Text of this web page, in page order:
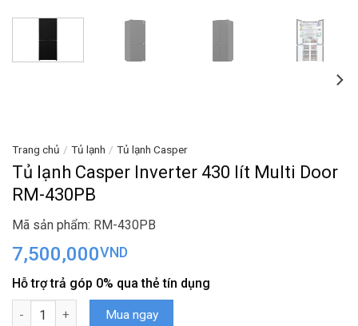
Trang chủ / Tủ lạnh / Tủ lạnh Casper
Tủ lạnh Casper Inverter 430 lít Multi Door
RM-430PB
Mã sản phẩm: RM-430PB
7,500,000VND
Hỗ trợ trả góp 0% qua thẻ tín dụng
Tủ lạnh Casper Inverter 430 lít Multi Door RM-430PB số lượng
Mua ngay